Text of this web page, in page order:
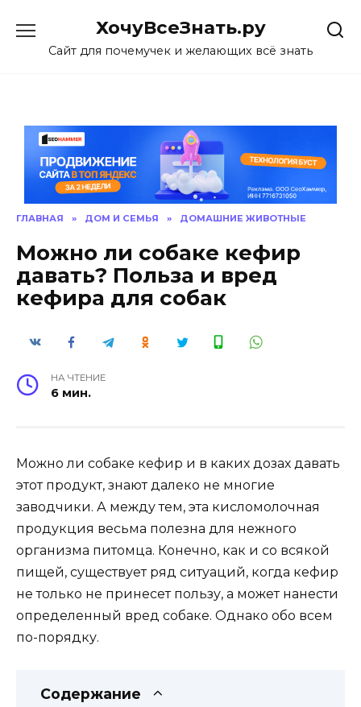
content
ХочуВсеЗнать.ру
Сайт для почемучек и желающих всё знать
ГЛАВНАЯ » ДОМ И СЕМЬЯ » ДОМАШНИЕ ЖИВОТНЫЕ
Можно ли собаке кефир
давать? Польза и вред
кефира для собак
НА ЧТЕНИЕ
6 мин.
Можно ли собаке кефир и в каких дозах давать
этот продукт, знают далеко не многие
заводчики. А между тем, эта кисломолочная
продукция весьма полезна для нежного
организма питомца. Конечно, как и со всякой
пищей, существует ряд ситуаций, когда кефир
не только не принесет пользу, а может нанести
определенный вред собаке. Однако обо всем
по-порядку.
Содержание